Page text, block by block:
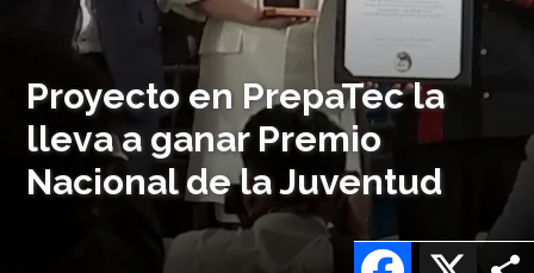
Proyecto en PrepaTec la
lleva a ganar Premio
Nacional de la Juventud
X
Facebook